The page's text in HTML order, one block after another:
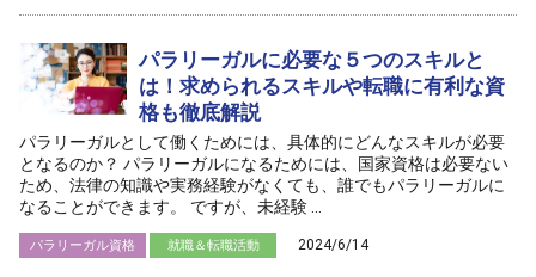
パラリーガルに必要な５つのスキルと
は！求められるスキルや転職に有利な資
格も徹底解説
パラリーガルとして働くためには、具体的にどんなスキルが必要
となるのか？ パラリーガルになるためには、国家資格は必要ない
ため、法律の知識や実務経験がなくても、誰でもパラリーガルに
なることができます。 ですが、未経験 ...
パラリーガル資格 就職＆転職活動 2024/6/14